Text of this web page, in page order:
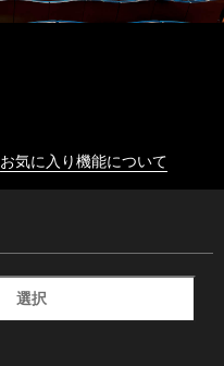
お気に入り機能について
選択